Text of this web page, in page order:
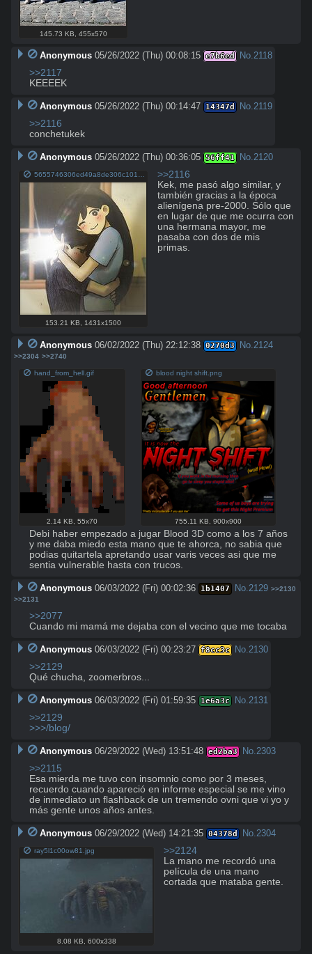
145.73 KB 455x570
Anonymous 05/26/2022 (Thu) 00:08:15 e7b6ed No.2118
>>2117
KEEEEK
Anonymous 05/26/2022 (Thu) 00:14:47 14347d No.2119
>>2116
conchetukek
Anonymous 05/26/2022 (Thu) 00:36:05 56ff41 No.2120
5655746306ed49a8de306c1012c82986.jpg
153.21 KB,1431x1500
>>2116
Kek, me pasó algo similar, y
también gracias a la época
alienígena pre-2000. Sólo que
en lugar de que me ocurra con
una hermana mayor, me
pasaba con dos de mis
primas.
Anonymous 06/02/2022 (Thu) 22:12:38 0270d3 No. 2124
>>2304 >>2740
hand_from_hell.gif
2.14 KB ,55x70
blood night shift.png
755.11 KB 900x900
Debi haber empezado a jugar Blood 3D como a los 7 años
y me daba miedo esta mano que te ahorca, no sabia que
podias quitartela apretando usar varis veces asi que me
sentia vulnerable hasta con trucos.
Anonymous 06/03/2022 (Fri) 00:02:36 1b1407 No.2129 >>2130
>>2131
>>2077
Cuando mi mamá me dejaba con el vecino que me tocaba
Anonymous 06/03/2022 (Fri) 00:23:27 f8cc3c No.2130
>>2129
Qué chucha, zoomerbros...
Anonymous 06/03/2022 (Fri) 01:59:35 1e6a3c No.2131
>>2129
>>>/blog/
Anonymous 06/29/2022 (Wed) 13:51:48 ed2ba3 No.2303
>>2115
Esa mierda me tuvo con insomnio como por 3 meses,
recuerdo cuando apareció en informe especial se me vino
de inmediato un flashback de un tremendo ovni que vi yo y
más gente unos años antes.
Anonymous 06/29/2022 (Wed) 14:21:35 04378d No.2304
ray5l1c00ow81.jpg
8.08 KB 600x338
>>2124
La mano me recordó una
película de una mano
cortada que mataba gente.